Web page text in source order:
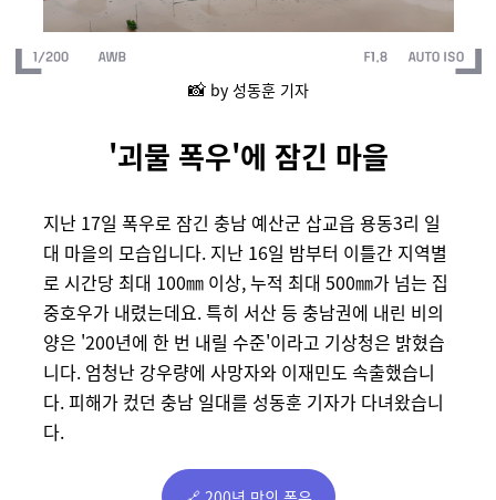
📸by 성동훈 기자
'괴물 폭우'에 잠긴 마을
지난 17일 폭우로 잠긴 충남 예산군 삽교읍 용동3리 일
대 마을의 모습입니다. 지난 16일 밤부터 이틀간 지역별
로 시간당 최대 100㎜ 이상, 누적 최대 500㎜가 넘는 집
중호우가 내렸는데요. 특히 서산 등 충남권에 내린 비의
양은 '200년에 한 번 내릴 수준'이라고 기상청은 밝혔습
니다. 엄청난 강우량에 사망자와 이재민도 속출했습니
다. 피해가 컸던 충남 일대를 성동훈 기자가 다녀왔습니
다.